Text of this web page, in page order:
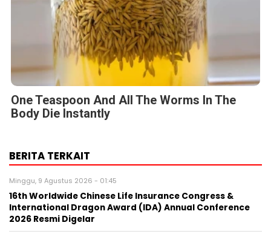
One Teaspoon And All The Worms In The
Body Die Instantly
BERITA TERKAIT
Minggu, 9 Agustus 2026 - 01:45
16th Worldwide Chinese Life Insurance Congress &
International Dragon Award (IDA) Annual Conference
2026 Resmi Digelar